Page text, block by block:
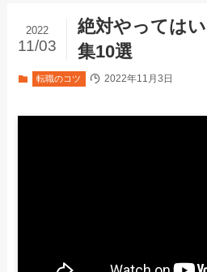
絶対やっては
集10選
2022
11/03
転職のコツ 2022年11月3日